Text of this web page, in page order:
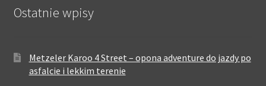
Ostatnie wpisy
Metzeler Karoo 4 Street – opona adventure do jazdy po
asfalcie i lekkim terenie